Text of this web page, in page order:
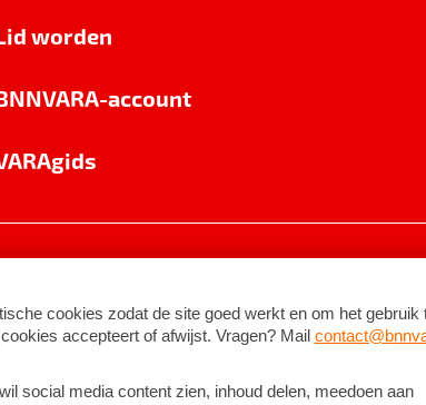
worden
account
©2026BNNVARA